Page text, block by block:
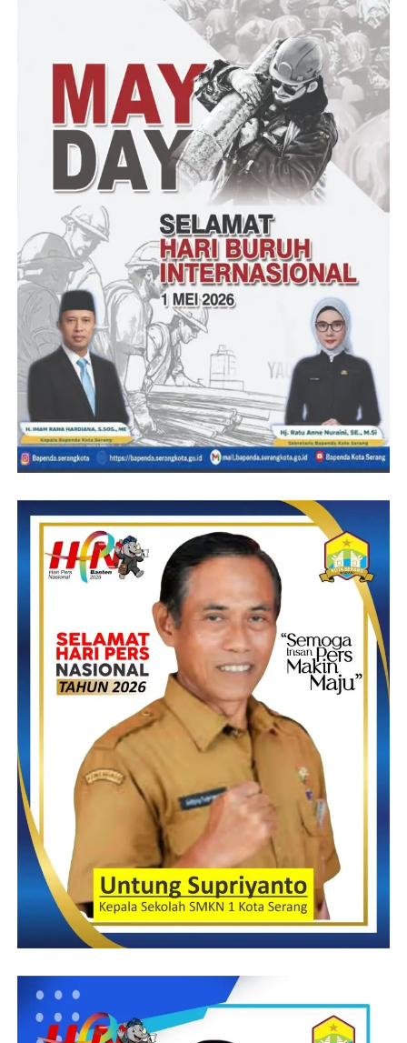
“Berdasarkan Keterangan Tersangka dan Barang Bukti
dokumen yang Penyidik Sita sisa uang BTT dan Bansos TT
yang tidak dibagikan oleh Tersangka kepada para KPM (
Kelompok Penerima Manfaat) sejumlah Rp 308.000.000,- (Tiga
Ratus Delapan Juta Rupiah) yang diakui oleh Pelaku untuk
kebutuhan sehari-hari dan untuk membayar hutang,” lanjutnya.
“Di hari anti Korupsi Sedunia ini, Kami Jajaran Polres Lebak
selama periode tahun 2021- 2022 sudah menangani Empat
Kasus Korupsi dan Lima orang ditetapkan sebagai tersangka, ini
menunjukkan keseriusan Penegak hukum Khususnya Polres
Lebak dalam Penanganan kasus Tindak Pidana Korupsi,” tegas
Kapolres Lebak.
Sementara itu Kasat Reskrim Polres Lebak Iptu Andi Kurniady
Eka Setyabudi,S.Tr.K menambahkan,
“Dalam pengungkapan kasus Korupsi Bansos ini kami telah
memeriksa saksi sebanyak 150 orang dan kami masih
mengembangkan kasus ini apakah ada keterlibatan dari pihak
lain,” ucap Andi.
“Untuk mempertanggungjawabkan perbuatannya pelaku ET
dikenakan Pasal 2 ayat(1) Jo Pasal 3 UU RI Nomor 20 tahun
2001 tentang Perubahan atas UU RI Nomor 31 Tahun 1999
tentang Pemberantasan Tindak Pidana Korupsi dengan ancaman
pidana maksimal dua puluh tahun penjara dan denda maksimal
satu milyar rupiah,” tukasnya.
Rudi :Haryanto
Post Views: